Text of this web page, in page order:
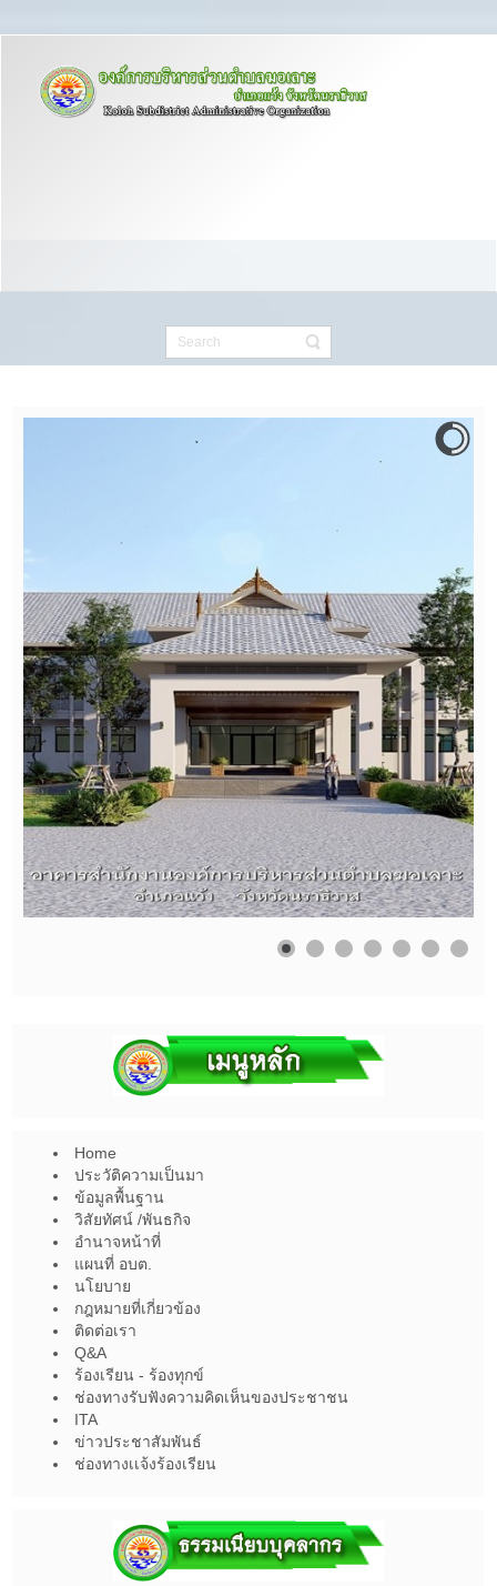
Home
ประวัติความเป็นมา
ข้อมูลพื้นฐาน
วิสัยทัศน์ /พันธกิจ
อำนาจหน้าที่
แผนที่ อบต.
นโยบาย
กฎหมายที่เกี่ยวข้อง
ติดต่อเรา
Q&A
ร้องเรียน - ร้องทุกข์
ช่องทางรับฟังความคิดเห็นของประชาชน
ITA
ข่าวประชาสัมพันธ์
ช่องทางเเจ้งร้องเรียน